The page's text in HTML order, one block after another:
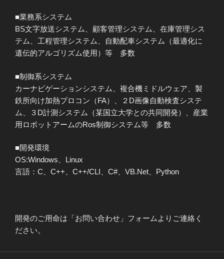
■業務系システム
BS文字放送システム、顧客管理システム、在庫管理シス
テム、工程管理システム、自動配車システム（最適化に
遺伝的アルゴリズム使用）等 多数
■制御系システム
カーナビゲーションシステム、複合機ミドルウェア、製
鉄所向け加熱プロコン（FA）、２D画像自動検査システ
ム、３D計測システム（某国立大学との共同開発）、産業
用ロボットアームのRos制御システム等 多数
■開発環境
OS:Windows、Linux
言語：C、C++、C++/CLI、C#、VB.Net、Python
開発のご用命は「お問い合わせ」フォームよりご連絡く
ださい。